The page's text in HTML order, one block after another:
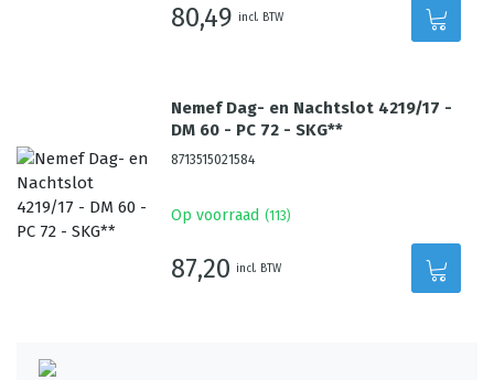
80,49 incl. BTW
Nemef Dag- en Nachtslot 4219/17 -
DM 60 - PC 72 - SKG**
8713515021584
Op voorraad (113)
87,20 incl. BTW